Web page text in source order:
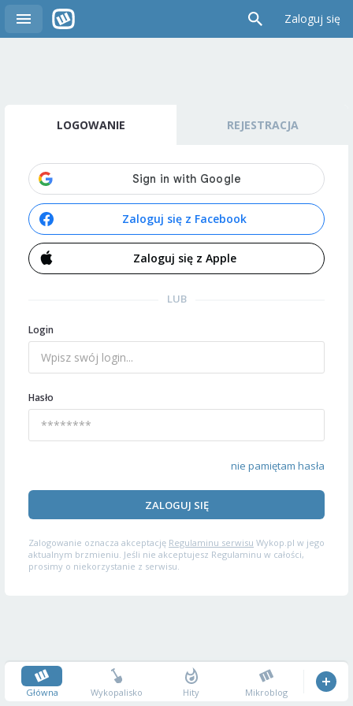
Zaloguj się
LOGOWANIE REJESTRACJA
Zaloguj się z Facebook
Zaloguj się z Apple
LUB
Login
Hasło
nie pamiętam hasła
ZALOGUJ SIĘ
Zalogowanie oznacza akceptację Regulaminu serwisu Wykop.pl w jego
aktualnym brzmieniu. Jeśli nie akceptujesz Regulaminu w całości,
prosimy o niekorzystanie z serwisu.
Główna Wykopalisko Hity Mikroblog